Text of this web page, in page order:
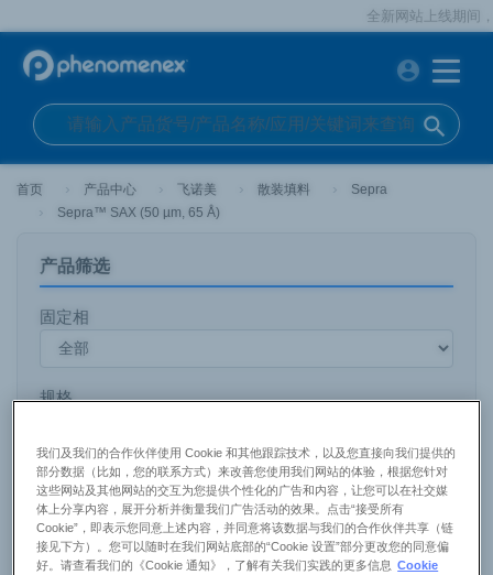
全新网站上线期间，如
search
account_circle
首页 产品中心 飞诺美 散装填料
Sepra
Sepra™ SAX (50 µm, 65 Å)
产品筛选
固定相
规格
孔径
粒径
我们及我们的合作伙伴使用 Cookie 和其他跟踪技术，以及您直接向我们提供的
部分数据（比如，您的联系方式）来改善您使用我们网站的体验，根据您针对
这些网站及其他网站的交互为您提供个性化的广告和内容，让您可以在社交媒
体上分享内容，展开分析并衡量我们广告活动的效果。点击“接受所有
Cookie”，即表示您同意上述内容，并同意将该数据与我们的合作伙伴共享（链
接见下方）。您可以随时在我们网站底部的“Cookie 设置”部分更改您的同意偏
好。请查看我们的《Cookie 通知》，了解有关我们实践的更多信息
Cookie